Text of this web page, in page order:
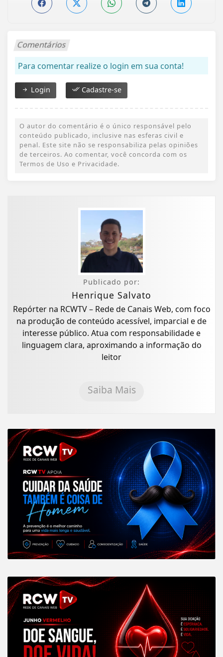
Comentários
Para comentar realize o login em sua conta!
Login Cadastre-se
O autor do comentário é o único responsável pelo
conteúdo publicado, inclusive nas esferas civil e
penal. Este site não se responsabiliza pelas opiniões
de terceiros. Ao comentar, você concorda com os
Termos de Uso e Privacidade.
Publicado por:
Henrique Salvato
Repórter na RCWTV – Rede de Canais Web, com foco
na produção de conteúdo acessível, imparcial e de
interesse público. Atua com responsabilidade e
linguagem clara, aproximando a informação do
leitor
Saiba Mais